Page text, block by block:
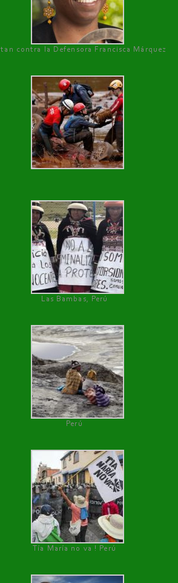
contra la Defensora Francisca Márquez
Las Bambas, Perú
Perú
Tía María no va ! Perú